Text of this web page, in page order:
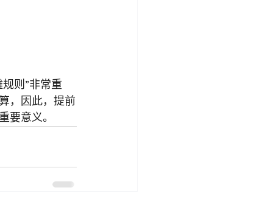
则”非常重
，因此，提前
要意义。